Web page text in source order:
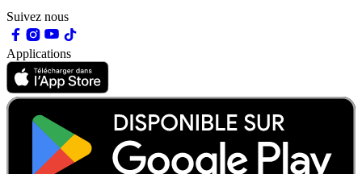
Suivez nous
Applications